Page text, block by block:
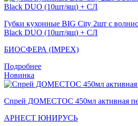
Губки кухонные BIG City 2шт с
Black DUO (10шт/ящ) + СЛ
БИОСФЕРА (IMPEX)
Подробнее
Новинка
Спрей ДОМЕСТОС 450мл активная
АРНЕСТ ЮНИРУСЬ